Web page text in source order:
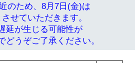
のため、8月7日(金)は
せていただきます。
延が生じる可能性が
どうぞご了承ください。